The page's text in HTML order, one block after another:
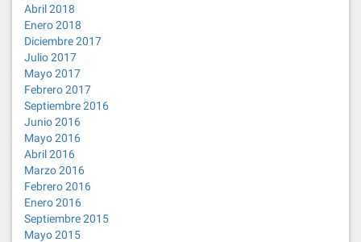
Abril 2018
Enero 2018
Diciembre 2017
Julio 2017
Mayo 2017
Febrero 2017
Septiembre 2016
Junio 2016
Mayo 2016
Abril 2016
Marzo 2016
Febrero 2016
Enero 2016
Septiembre 2015
Mayo 2015